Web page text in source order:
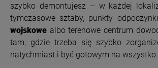
szybko demontujesz – w każdej
tymczasowe sztaby, punkty
wojskowe albo terenowe centrum
tam, gdzie trzeba się szybko
natychmiast i być gotowym na wszystko.